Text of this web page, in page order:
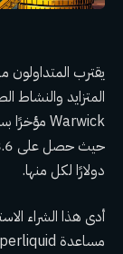
دولارًا لكل منها.
أدى هذا الشراء